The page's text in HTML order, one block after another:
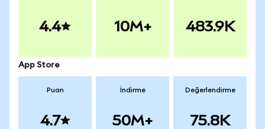
4.4 10M+ 483.9K
App Store
Puan
4.7
İndirme
50M+
Değerlendirme
75.8K